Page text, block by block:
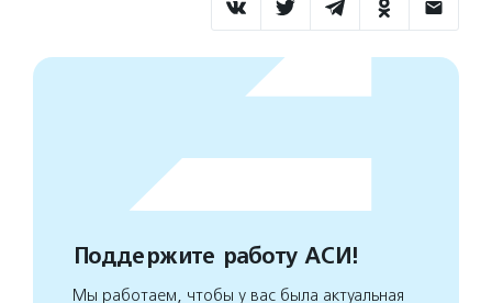
Поддержите работу АСИ!
Мы работаем, чтобы у вас была актуальная